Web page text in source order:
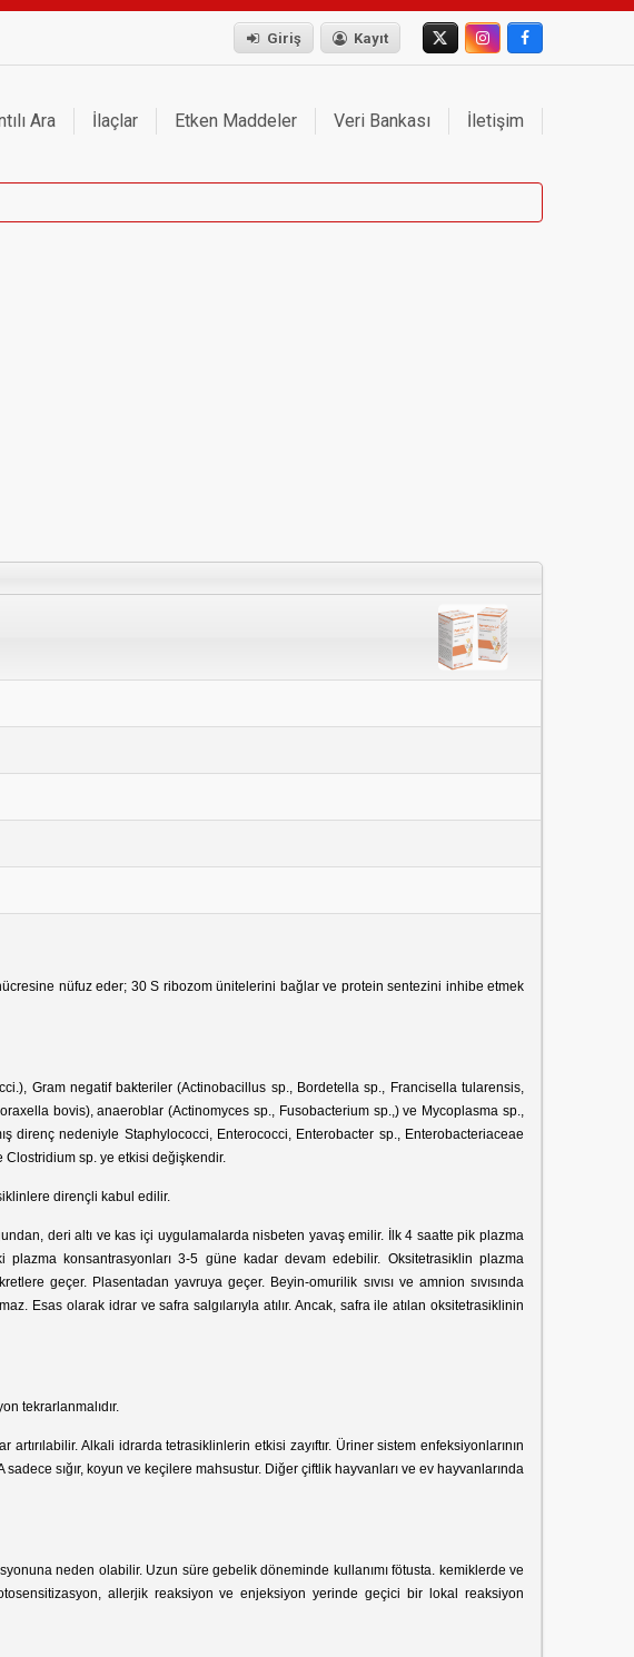
Giriş Kayıt
Ara İlaçlar Etken Maddeler Veri Bankası İletişim
nüfuz eder; 30 S ribozom ünitelerini bağlar ve protein sentezini inhibe etmek
Gram negatif bakteriler (Actinobacillus sp., Bordetella sp., Francisella tularensis,
bovis), anaeroblar (Actinomyces sp., Fusobacterium sp.,) ve Mycoplasma sp.,
direnç nedeniyle Staphylococci, Enterococci, Enterobacter sp., Enterobacteriaceae
Clostridium sp. ye etkisi değişkendir.
dirençli kabul edilir.
deri altı ve kas içi uygulamalarda nisbeten yavaş emilir. İlk 4 saatte pik plazma
konsantrasyonları 3-5 güne kadar devam edebilir. Oksitetrasiklin plazma
geçer. Plasentadan yavruya geçer. Beyin-omurilik sıvısı ve amnion sıvısında
Esas olarak idrar ve safra salgılarıyla atılır. Ancak, safra ile atılan oksitetrasiklinin
tekrarlanmalıdır.
Alkali idrarda tetrasiklinlerin etkisi zayıftır. Üriner sistem enfeksiyonlarının
sığır, koyun ve keçilere mahsustur. Diğer çiftlik hayvanları ve ev hayvanlarında
neden olabilir. Uzun süre gebelik döneminde kullanımı fötusta. kemiklerde ve
allerjik reaksiyon ve enjeksiyon yerinde geçici bir lokal reaksiyon